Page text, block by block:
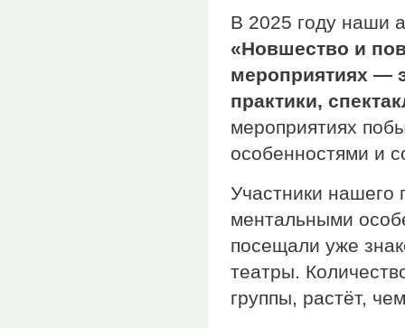
В 2025 году наши
«Новшество и
мероприятиях —
практики,
мероприятиях
особенностями и
Участники нашего
ментальными
посещали уже
театры.
группы, растёт,